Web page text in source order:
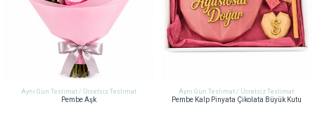
Aynı Gün Teslimat / Ücretsiz Teslimat
Pembe Aşk
Aynı Gün Teslimat / Ücretsiz Teslimat
Pembe Kalp Pinyata Çikolata Büyük Kutu